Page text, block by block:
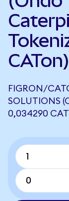
CATon)
FIGRON/
SOLUTIONS
0,034290